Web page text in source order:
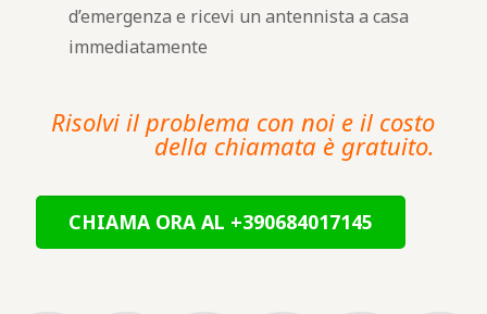
d’emergenza e ricevi un antennista a casa
immediatamente
Risolvi il problema con noi e il costo
della chiamata è gratuito.
CHIAMA ORA AL +390684017145